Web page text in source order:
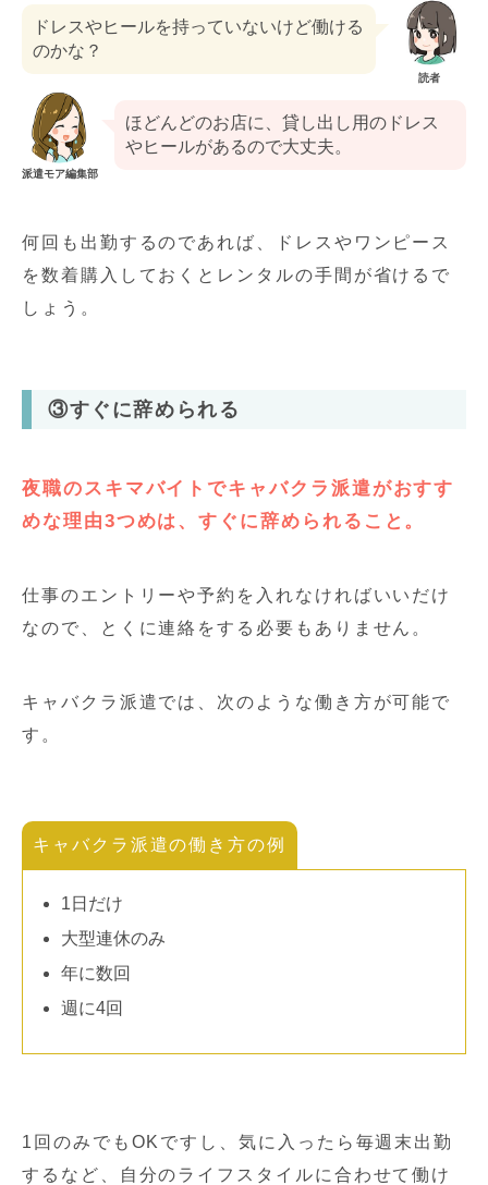
ドレスやヒールを持っていないけど働ける
のかな？
読者
派遣モア編集部
ほどんどのお店に、貸し出し用のドレス
やヒールがあるので大丈夫。
何回も出勤するのであれば、ドレスやワンピース
を数着購入しておくとレンタルの手間が省けるで
しょう。
③すぐに辞められる
夜職のスキマバイトでキャバクラ派遣がおすす
めな理由3つめは、すぐに辞められること。
仕事のエントリーや予約を入れなければいいだけ
なので、とくに連絡をする必要もありません。
キャバクラ派遣では、次のような働き方が可能で
す。
キャバクラ派遣の働き方の例
1日だけ
大型連休のみ
年に数回
週に4回
1回のみでもOKですし、気に入ったら毎週末出勤
するなど、自分のライフスタイルに合わせて働け